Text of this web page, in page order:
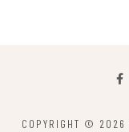
COPYRIGHT © 2026